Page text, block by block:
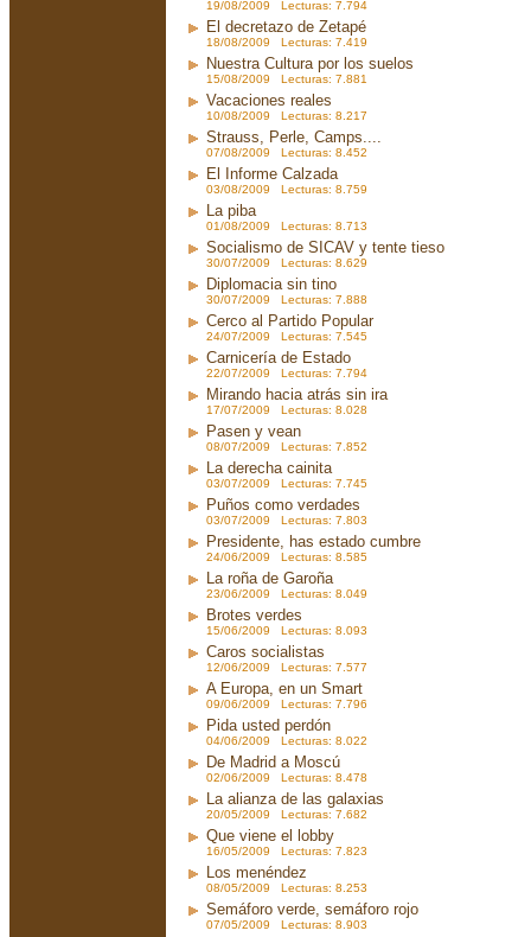
19/08/2009 Lecturas: 7.794
El decretazo de Zetapé
18/08/2009 Lecturas: 7.419
Nuestra Cultura por los suelos
15/08/2009 Lecturas: 7.881
Vacaciones reales
10/08/2009 Lecturas: 8.217
Strauss, Perle, Camps....
07/08/2009 Lecturas: 8.452
El Informe Calzada
03/08/2009 Lecturas: 8.759
La piba
01/08/2009 Lecturas: 8.713
Socialismo de SICAV y tente tieso
30/07/2009 Lecturas: 8.629
Diplomacia sin tino
30/07/2009 Lecturas: 7.888
Cerco al Partido Popular
24/07/2009 Lecturas: 7.545
Carnicería de Estado
22/07/2009 Lecturas: 7.794
Mirando hacia atrás sin ira
17/07/2009 Lecturas: 8.028
Pasen y vean
08/07/2009 Lecturas: 7.852
La derecha cainita
03/07/2009 Lecturas: 7.745
Puños como verdades
03/07/2009 Lecturas: 7.803
Presidente, has estado cumbre
24/06/2009 Lecturas: 8.585
La roña de Garoña
23/06/2009 Lecturas: 8.049
Brotes verdes
15/06/2009 Lecturas: 8.093
Caros socialistas
12/06/2009 Lecturas: 7.577
A Europa, en un Smart
09/06/2009 Lecturas: 7.796
Pida usted perdón
04/06/2009 Lecturas: 8.022
De Madrid a Moscú
02/06/2009 Lecturas: 8.478
La alianza de las galaxias
20/05/2009 Lecturas: 7.682
Que viene el lobby
16/05/2009 Lecturas: 7.823
Los menéndez
08/05/2009 Lecturas: 8.253
Semáforo verde, semáforo rojo
07/05/2009 Lecturas: 8.903